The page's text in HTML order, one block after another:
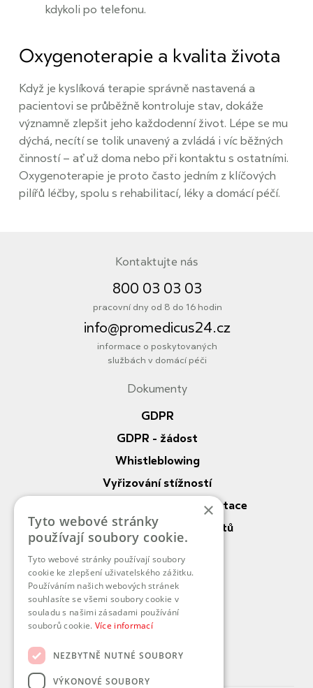
kdykoli po telefonu.
Oxygenoterapie a kvalita života
Když je kyslíková terapie správně nastavená a
pacientovi se průběžně kontroluje stav, dokáže
významně zlepšit jeho každodenní život. Lépe se mu
dýchá, necítí se tolik unavený a zvládá i víc běžných
činností – ať už doma nebo při kontaktu s ostatními.
Oxygenoterapie je proto často jedním z klíčových
pilířů léčby, spolu s rehabilitací, léky a domácí péčí.
Kontaktujte nás
800 03 03 03
pracovní dny od 8 do 16 hodin
info@promedicus24.cz
informace o poskytovaných
službách v domácí péči
Dokumenty
GDPR
GDPR - žádost
Whistleblowing
Vyřizování stížností
Nahlížení do zdrav. dokumentace
Práva a povinnosti pacientů
O nás
Služby
Kontaktní pracoviště
Koncernová deklarace
×
Tyto webové stránky
používají soubory cookie.
Tyto webové stránky používají soubory
cookie ke zlepšení uživatelského zážitku.
Používáním našich webových stránek
souhlasíte se všemi soubory cookie v
souladu s našimi zásadami používání
souborů cookie. Více informací
NEZBYTNĚ NUTNÉ SOUBORY
VÝKONOVÉ SOUBORY